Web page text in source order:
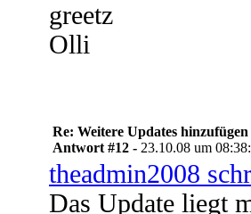
greetz
Olli
Re: Weitere Updates hinzufügen
Antwort #12 - 23.10.08 um
theadmin2008
Das Update liegt